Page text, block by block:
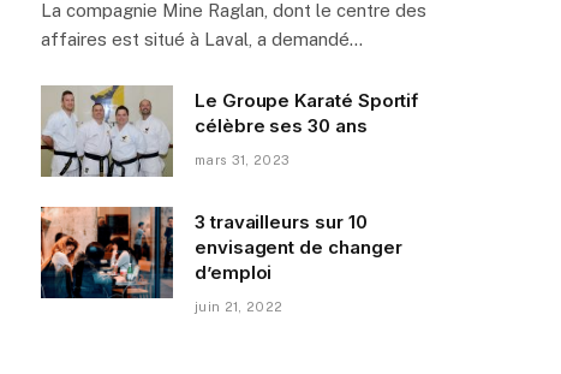
La compagnie Mine Raglan, dont le centre des
affaires est situé à Laval, a demandé…
Le Groupe Karaté Sportif
célèbre ses 30 ans
mars 31, 2023
3 travailleurs sur 10
envisagent de changer
d’emploi
juin 21, 2022